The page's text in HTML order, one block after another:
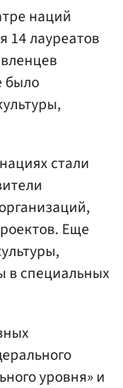
наций
14 лауреатов
было
стали
Еще
в специальных
уровня» и